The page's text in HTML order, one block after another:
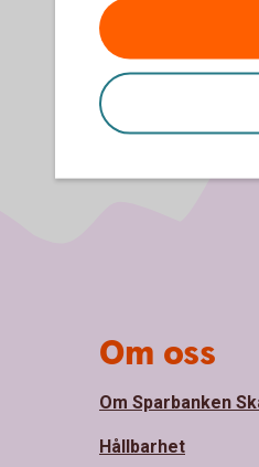
Om oss
Om Sparbanken
Hållbarhet